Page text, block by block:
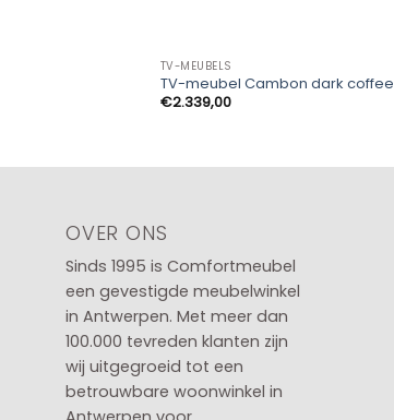
TV-MEUBELS
TV-meubel Cambon dark coffee
€2.339,00
OVER ONS
Sinds 1995 is Comfortmeubel
een gevestigde meubelwinkel
in Antwerpen. Met meer dan
100.000 tevreden klanten zijn
wij uitgegroeid tot een
betrouwbare woonwinkel in